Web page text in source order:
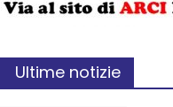
Ultime notizie